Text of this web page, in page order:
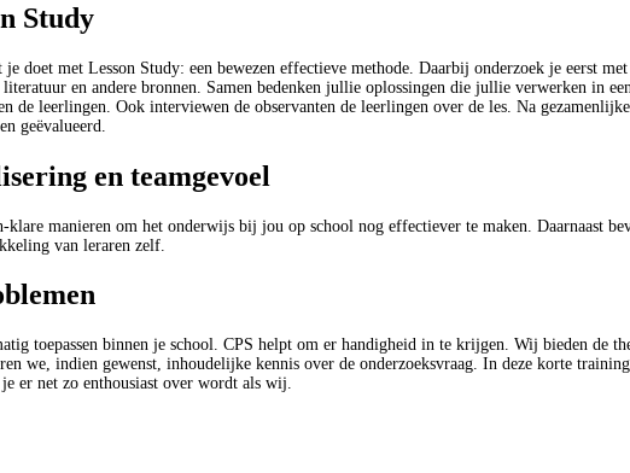
Study
doet met Lesson Study: een bewezen effectieve methode. Daarbij onderzoek je eerst
en andere bronnen. Samen bedenken jullie oplossingen die jullie verwerken in een
de leerlingen. Ook interviewen de observanten de leerlingen over de les. Na
geëvalueerd.
en teamgevoel
manieren om het onderwijs bij jou op school nog effectiever te maken. Daarnaast
van leraren zelf.
toepassen binnen je school. CPS helpt om er handigheid in te krijgen. Wij bieden de
we, indien gewenst, inhoudelijke kennis over de onderzoeksvraag. In deze korte
er net zo enthousiast over wordt als wij.